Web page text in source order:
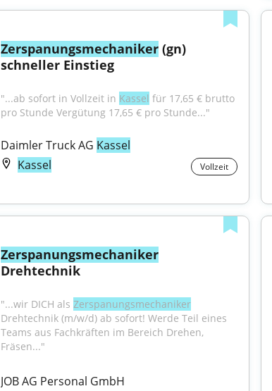
Zerspanungsmechaniker (gn)
schneller Einstieg
"...ab sofort in Vollzeit in Kassel für 17,65 € brutto
pro Stunde Vergütung 17,65 € pro Stunde..."
Daimler Truck AG Kassel
Kassel
Vollzeit
Zerspanungsmechaniker
Drehtechnik
"...wir DICH als Zerspanungsmechaniker
Drehtechnik (m/w/d) ab sofort! Werde Teil eines
Teams aus Fachkräften im Bereich Drehen,
Fräsen..."
JOB AG Personal GmbH